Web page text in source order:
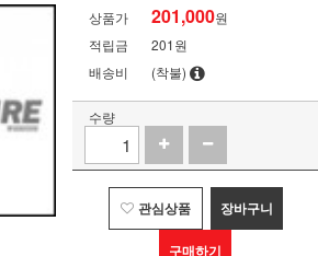
상품가 201,000원
적립금
201원
배송비
(착불)
수량
관심상품 장바구니
구매하기